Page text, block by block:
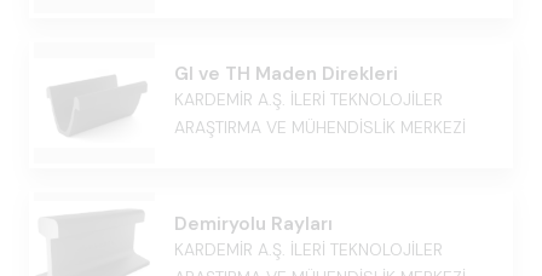
GI ve TH Maden Direkleri
KARDEMİR A.Ş. İLERİ TEKNOLOJİLER
ARAŞTIRMA VE MÜHENDİSLİK MERKEZİ
Demiryolu Rayları
KARDEMİR A.Ş. İLERİ TEKNOLOJİLER